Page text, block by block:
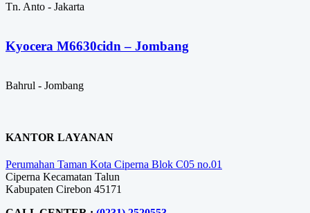
Tn. Anto - Jakarta
Kyocera M6630cidn – Jombang
Bahrul - Jombang
KANTOR LAYANAN
Perumahan Taman Kota Ciperna Blok C05 no.01
Ciperna Kecamatan Talun
Kabupaten Cirebon 45171